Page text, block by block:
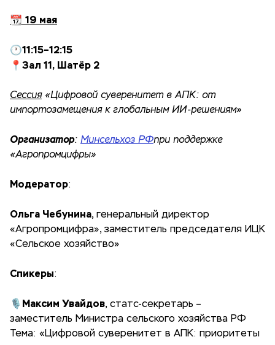
📆 19 мая
🕐11:15–12:15
📍Зал 11, Шатёр 2
Сессия«Цифровой суверенитет в АПК: от
импортозамещения к глобальным ИИ-решениям»
Организатор: Минсельхоз РФпри поддержке
«Агропромцифры»
Модератор:
Ольга Чебунина, генеральный директор
«Агропромцифра», заместитель председателя ИЦК
«Сельское хозяйство»
Спикеры:
🎙 Максим Увайдов, статс-секретарь –
заместитель Министра сельского хозяйства РФ
Тема: «Цифровой суверенитет в АПК: приоритеты